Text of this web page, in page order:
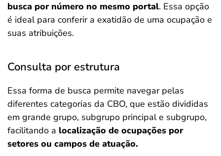
busca por número no mesmo portal. Essa opção
é ideal para conferir a exatidão de uma ocupação e
suas atribuições.
Consulta por estrutura
Essa forma de busca permite navegar pelas
diferentes categorias da CBO, que estão divididas
em grande grupo, subgrupo principal e subgrupo,
facilitando a localização de ocupações por
setores ou campos de atuação.